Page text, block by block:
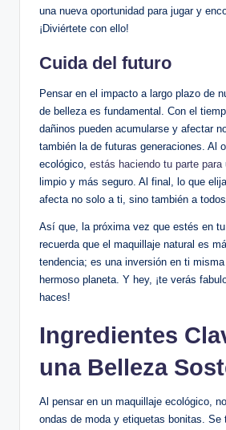
una nueva oportunidad para jugar y
¡Diviértete con ello!
Cuida del futuro
Pensar en el impacto a largo plazo de
de belleza es fundamental. Con el
dañinos pueden acumularse y afectar
también la de futuras generaciones. Al
ecológico, estás haciendo tu parte para
limpio y más seguro. Al final, lo que
afecta no solo a ti, sino también a
Así que, la próxima vez que estés en tu
recuerda que el maquillaje natural es
tendencia; es una inversión en ti
hermoso planeta. Y hey, ¡te verás
haces!
Ingredientes
una Belleza
Al pensar en un maquillaje ecológico,
ondas de moda y etiquetas bonitas. Se